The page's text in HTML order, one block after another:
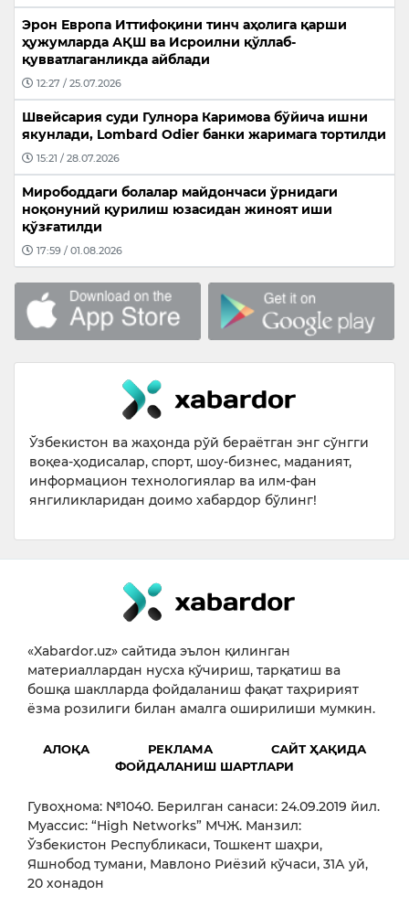
Эрон Европа Иттифоқини тинч аҳолига қарши
ҳужумларда АҚШ ва Исроилни қўллаб-
қувватлаганликда айблади
12:27 / 25.07.2026
Швейсария суди Гулнора Каримова бўйича ишни
якунлади, Lombard Odier банки жаримага тортилди
15:21 / 28.07.2026
Мирободдаги болалар майдончаси ўрнидаги
ноқонуний қурилиш юзасидан жиноят иши
қўзғатилди
17:59 / 01.08.2026
Ўзбекистон ва жаҳонда рўй бераётган энг сўнгги
воқеа-ҳодисалар, спорт, шоу-бизнес, маданият,
информацион технологиялар ва илм-фан
янгиликларидан доимо хабардор бўлинг!
«Xabardor.uz» сайтида эълон қилинган
материаллардан нусха кўчириш, тарқатиш ва
бошқа шаклларда фойдаланиш фақат таҳририят
ёзма розилиги билан амалга оширилиши мумкин.
АЛОҚА РЕКЛАМА
САЙТ ҲАҚИДА
ФОЙДАЛАНИШ ШАРТЛАРИ
Гувоҳнома: №1040. Берилган санаси: 24.09.2019 йил.
Муассис: “High Networks” МЧЖ. Манзил:
Ўзбекистон Республикаси, Тошкент шаҳри,
Яшнобод тумани, Мавлоно Риёзий кўчаси, 31А уй,
20 хонадон